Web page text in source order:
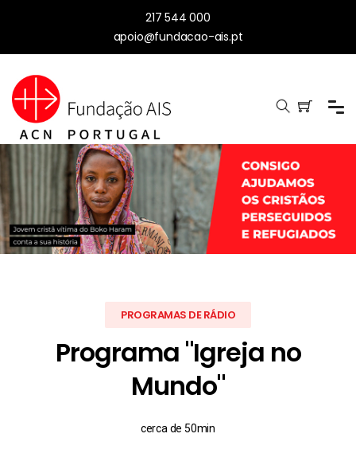
217 544 000
apoio@fundacao-ais.pt
PROGRAMAS DE RÁDIO
Programa "Igreja no
Mundo"
cerca de 50min